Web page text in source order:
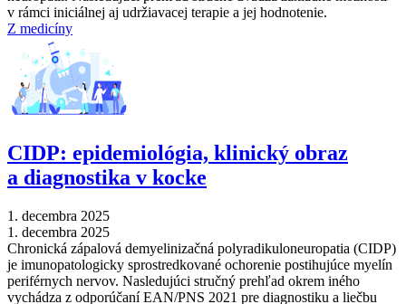
v rámci iniciálnej aj udržiavacej terapie a jej hodnotenie.
Z medicíny
CIDP: epidemiológia, klinický obraz
a diagnostika v kocke
1. decembra 2025
1. decembra 2025
Chronická zápalová demyelinizačná polyradikuloneuropatia (CIDP)
je imunopatologicky sprostredkované ochorenie postihujúce myelín
periférnych nervov. Nasledujúci stručný prehľad okrem iného
vychádza z odporúčaní EAN/PNS 2021 pre diagnostiku a liečbu